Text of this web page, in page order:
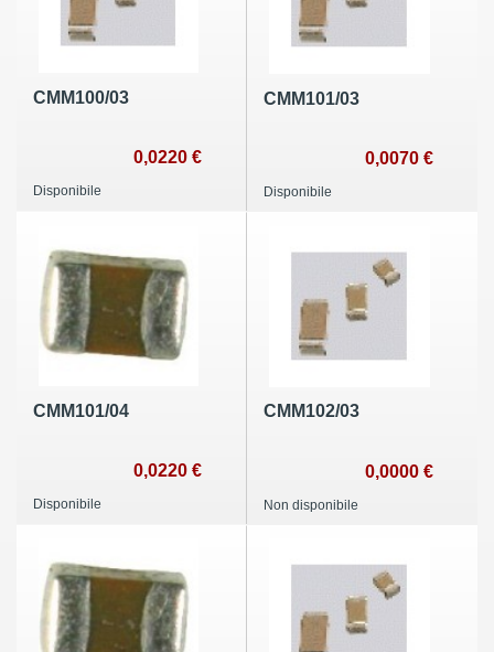
CMM100/03
0,0220 €
Disponibile
CMM101/03
0,0070 €
Disponibile
CMM101/04
0,0220 €
Disponibile
CMM102/03
0,0000 €
Non disponibile